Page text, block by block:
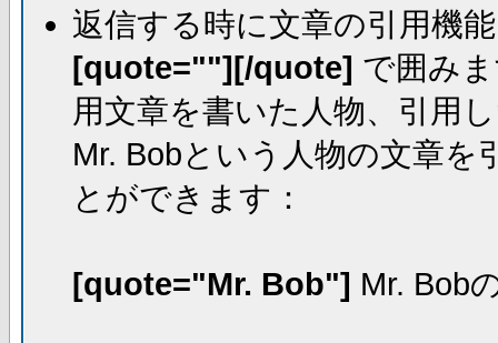
返信する時に文章の引用機
[quote=""][/quote] で囲み
用文章を書いた人物、引用
Mr. Bobという人物の文章
とができます：
[quote="Mr. Bob"] Mr. Bob